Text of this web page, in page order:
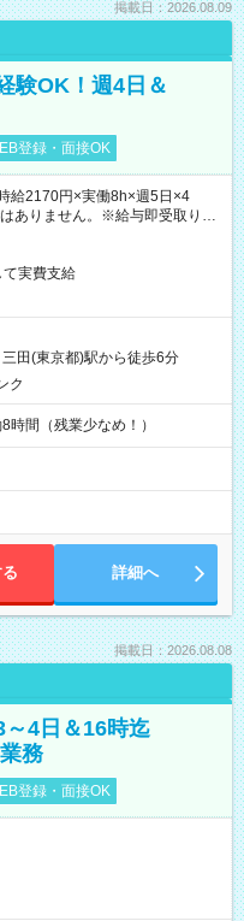
掲載日：2026.08.09
験OK！週4日＆
登録・面接OK
2170円×実働8h×週5日×4
ありません。※給与即受取りサ
実費支給
三田(東京都)駅から徒歩6分
ク
間（残業少なめ！）
詳細へ
掲載日：2026.08.08
4日＆16時迄
務
登録・面接OK